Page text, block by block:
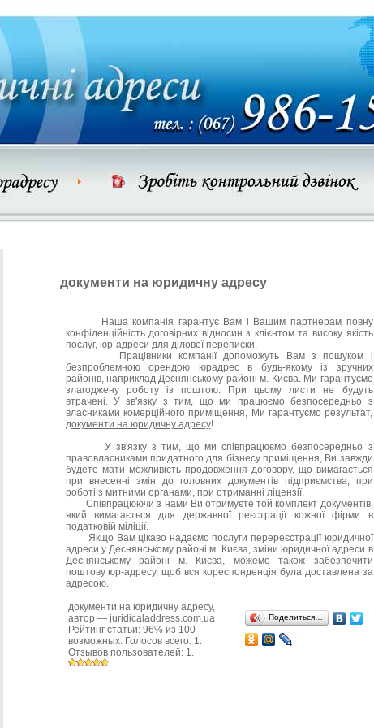
документи на юридичну адресу
Наша компанія гарантує Вам і Вашим партнерам повну
конфіденційність договірних відносин з клієнтом та високу якість
послуг, юр-адреси для ділової переписки.
Працівники компанії допоможуть Вам з пошуком і
безпроблемною орендою юрадрес в будь-якому із зручних
районів, наприклад Деснянському районі м. Києва. Ми гарантуємо
злагоджену роботу із поштою. При цьому листи не будуть
втрачені. У зв'язку з тим, що ми працюємо безпосередньо з
власниками комерційного приміщення, Ми гарантуємо результат,
документи на юридичну адресу!
У зв'язку з тим, що ми співпрацюємо безпосередньо з
правовласниками придатного для бізнесу приміщення, Ви завжди
будете мати можливість продовження договору, що вимагається
при внесенні змін до головних документів підприємства, при
роботі з митними органами, при отриманні ліцензії.
Співпрацюючи з нами Ви отримуєте той комплект документів,
який вимагається для державної реєстрації кожної фірми в
податковій міліції.
Якщо Вам цікаво надаємо послуги перереєстрації юридичної
адреси у Деснянському районі м. Києва, зміни юридичної адреси в
Деснянському районі м. Києва, можемо також забезпечити
поштову юр-адресу, щоб вся кореспонденція була доставлена за
адресою.
документи на юридичну адресу,
автор — juridicaladdress.com.ua
Рейтинг статьи: 96% из 100
возможных. Голосов всего: 1.
Отзывов пользователей: 1.
Поделиться…